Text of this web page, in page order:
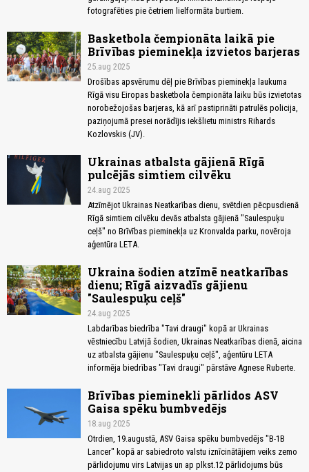
fotografēties pie četriem lielformāta burtiem.
Basketbola čempionāta laikā pie
Brīvības pieminekļa izvietos barjeras
25.aug 2025
Drošības apsvērumu dēļ pie Brīvības pieminekļa laukuma
Rīgā visu Eiropas basketbola čempionāta laiku būs izvietotas
norobežojošas barjeras, kā arī pastiprināti patrulēs policija,
paziņojumā presei norādījis iekšlietu ministrs Rihards
Kozlovskis (JV).
Ukrainas atbalsta gājienā Rīgā
pulcējās simtiem cilvēku
24.aug 2025
Atzīmējot Ukrainas Neatkarības dienu, svētdien pēcpusdienā
Rīgā simtiem cilvēku devās atbalsta gājienā "Saulespuķu
ceļš" no Brīvības pieminekļa uz Kronvalda parku, novēroja
aģentūra LETA.
Ukraina šodien atzīmē neatkarības
dienu; Rīgā aizvadīs gājienu
"Saulespuķu ceļš"
24.aug 2025
Labdarības biedrība "Tavi draugi" kopā ar Ukrainas
vēstniecību Latvijā šodien, Ukrainas Neatkarības dienā, aicina
uz atbalsta gājienu "Saulespuķu ceļš", aģentūru LETA
informēja biedrības "Tavi draugi" pārstāve Agnese Ruberte.
Brīvības pieminekli pārlidos ASV
Gaisa spēku bumbvedējs
18.aug 2025
Otrdien, 19.augustā, ASV Gaisa spēku bumbvedējs "B-1B
Lancer" kopā ar sabiedroto valstu iznīcinātājiem veiks zemo
pārlidojumu virs Latvijas un ap plkst.12 pārlidojums būs